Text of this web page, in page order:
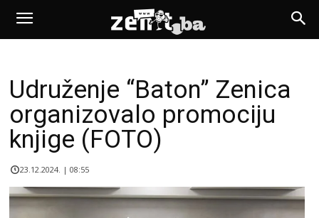
Udruženje “Baton” Zenica
organizovalo promociju
knjige (FOTO)
23.12.2024. | 08:55